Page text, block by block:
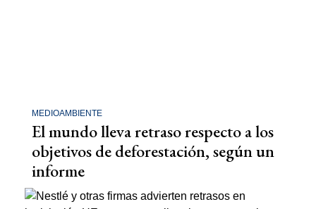
MEDIOAMBIENTE
El mundo lleva retraso respecto a los
objetivos de deforestación, según un
informe